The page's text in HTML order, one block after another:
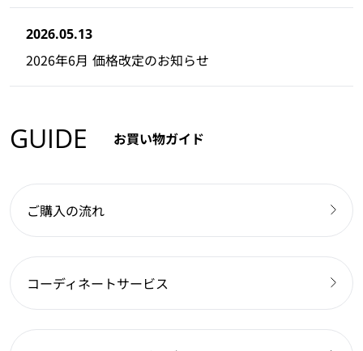
2026.05.13
2026年6月 価格改定のお知らせ
GUIDE お買い物ガイド
ご購入の流れ
コーディネートサービス